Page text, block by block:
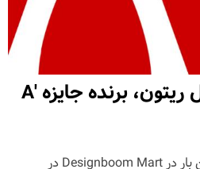
MeggNote محصول ریتون، برنده جایزه A'
آخرین محصول ریتون که اولین بار در Designboom Mart در